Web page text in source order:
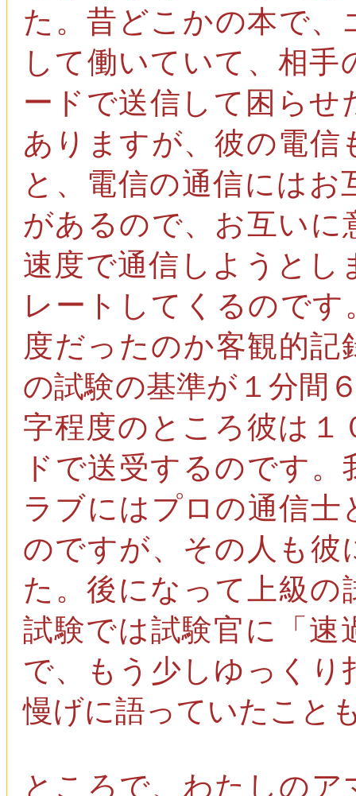
た。昔どこかの本で
して働いていて、相
ードで送信して困ら
ありますが、彼の電
と、電信の通信には
があるので、お互い
速度で通信しようとし
レートしてくるので
度だったのか客観的
の試験の基準が１分間
字程度のところ彼は１
ドで送受するのです
ラブにはプロの通信
のですが、その人も彼
た。後になって上級
試験では試験官に「速
で、もう少しゆっく
慢げに語っていたこと
ところで、わたしの